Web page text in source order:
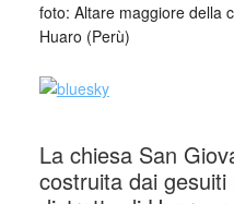
foto: Altare maggiore della
Huaro (Perù)
La chiesa San
costruita dai